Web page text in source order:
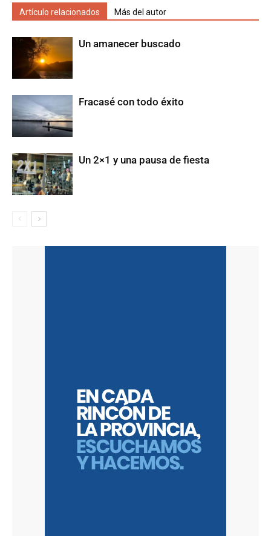
Artículo relacionados Más del autor
Un amanecer buscado
Fracasé con todo éxito
Un 2×1 y una pausa de fiesta